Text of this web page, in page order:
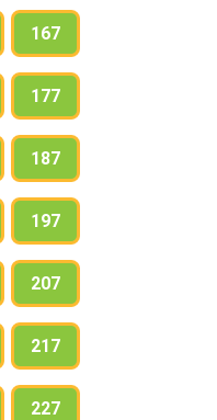
167
177
187
197
207
217
227